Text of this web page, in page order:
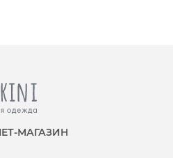
МАГАЗИН